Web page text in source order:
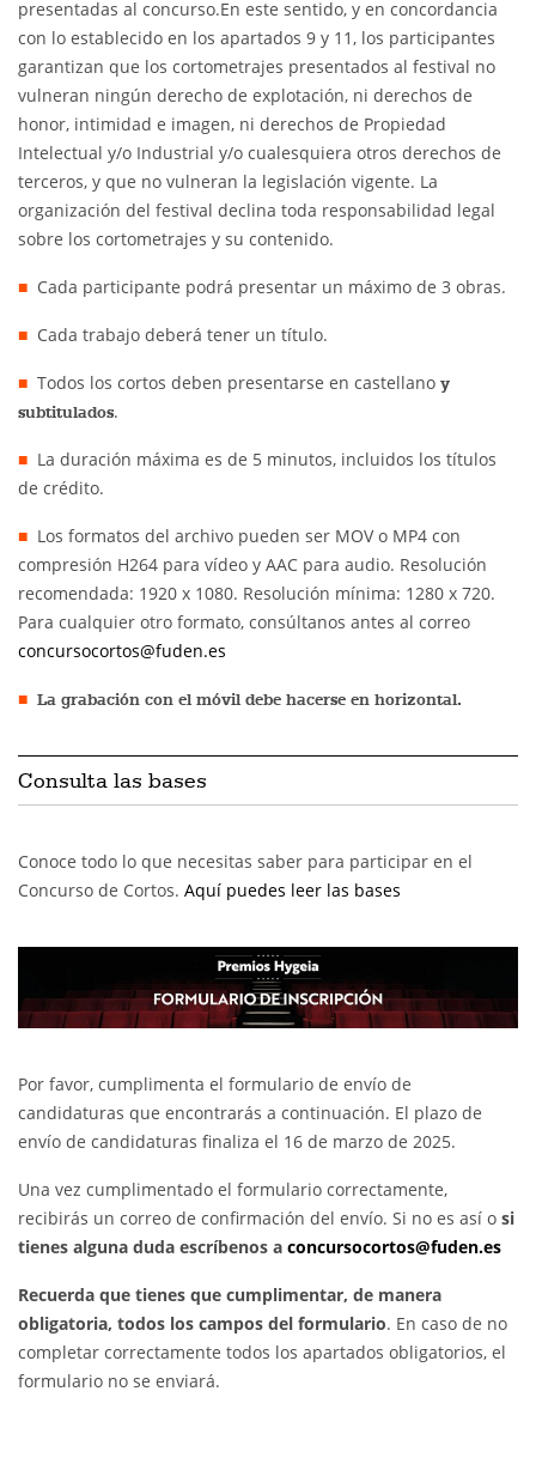
presentadas al concurso.En este sentido, y en concordancia
con lo establecido en los apartados 9 y 11, los participantes
garantizan que los cortometrajes presentados al festival no
vulneran ningún derecho de explotación, ni derechos de
honor, intimidad e imagen, ni derechos de Propiedad
Intelectual y/o Industrial y/o cualesquiera otros derechos de
terceros, y que no vulneran la legislación vigente. La
organización del festival declina toda responsabilidad legal
sobre los cortometrajes y su contenido.
Cada participante podrá presentar un máximo de 3 obras.
Cada trabajo deberá tener un título.
Todos los cortos deben presentarse en castellano y
subtitulados.
La duración máxima es de 5 minutos, incluidos los títulos
de crédito.
Los formatos del archivo pueden ser MOV o MP4 con
compresión H264 para vídeo y AAC para audio. Resolución
recomendada: 1920 x 1080. Resolución mínima: 1280 x 720.
Para cualquier otro formato, consúltanos antes al correo
concursocortos@fuden.es
La grabación con el móvil debe hacerse en horizontal.
Consulta las bases
Conoce todo lo que necesitas saber para participar en el
Concurso de Cortos. Aquí puedes leer las bases
Por favor, cumplimenta el formulario de envío de
candidaturas que encontrarás a continuación. El plazo de
envío de candidaturas finaliza el 16 de marzo de 2025.
Una vez cumplimentado el formulario correctamente,
recibirás un correo de confirmación del envío. Si no es así o si
tienes alguna duda escríbenos a concursocortos@fuden.es
Recuerda que tienes que cumplimentar, de manera
obligatoria, todos los campos del formulario. En caso de no
completar correctamente todos los apartados obligatorios, el
formulario no se enviará.